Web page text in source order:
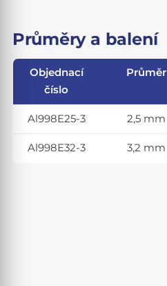
Průměry a balení
Objednací
číslo
Průměr
Al998E25-3 2,5 mm
Al998E32-3 3,2 mm